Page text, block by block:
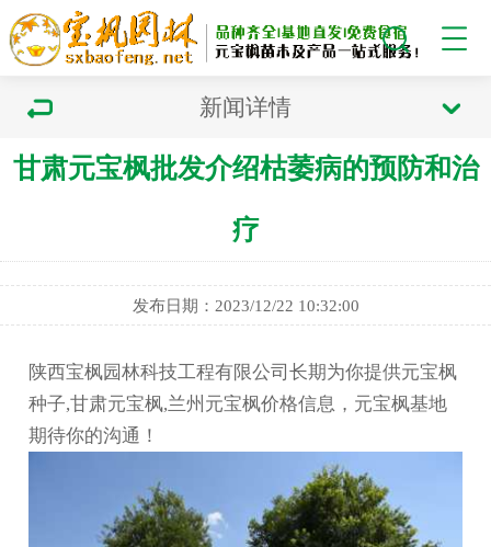
新闻详情
甘肃元宝枫批发介绍枯萎病的预防和治
疗
发布日期：2023/12/22 10:32:00
陕西宝枫园林科技工程有限公司长期为你提供元宝枫
种子,甘肃元宝枫,兰州元宝枫价格信息，元宝枫基地
期待你的沟通！